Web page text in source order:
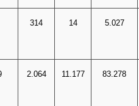
314 14 5.027
2.064 11.177 83.278